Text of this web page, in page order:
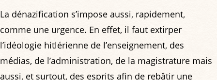
La dénazification s’impose aussi, rapidement,
comme une urgence. En effet, il faut extirper
l’idéologie hitlérienne de l’enseignement, des
médias, de l’administration, de la magistrature mais
aussi, et surtout, des esprits afin de rebâtir une